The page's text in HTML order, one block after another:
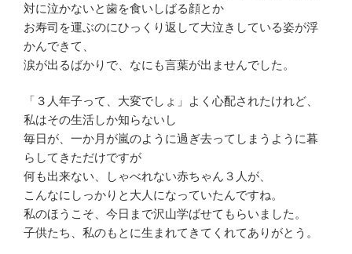
対に泣かないと歯を食いしばる顔とか
お寿司を運ぶのにひっくり返して大泣きしている姿が浮
かんできて、
涙が出るばかりで、なにも言葉が出ませんでした。
「３人年子って、大変でしょ」よく心配されたけれど、
私はその生活しか知らないし
毎日が、一か月が嵐のように過ぎ去ってしまうように暮
らしてきただけですが
何も出来ない、しゃべれない赤ちゃん３人が、
こんなにしっかりと大人になっていたんですね。
私のほうこそ、今日まで沢山学ばせてもらいました。
子供たち、私のもとに生まれてきてくれてありがとう。